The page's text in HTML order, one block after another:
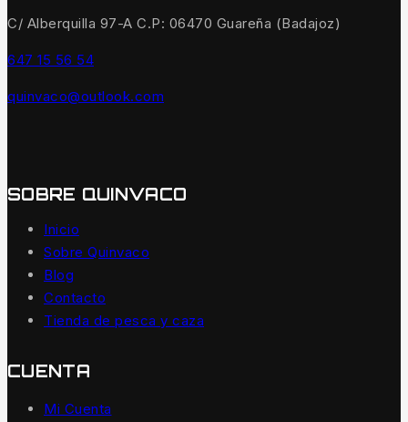
C/ Alberquilla 97-A C.P: 06470 Guareña (Badajoz)
647 15 56 54
quinvaco@outlook.com
SOBRE QUINVACO
Inicio
Sobre Quinvaco
Blog
Contacto
Tienda de pesca y caza
CUENTA
Mi Cuenta